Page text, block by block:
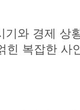
와 경제 상
힌 복잡한